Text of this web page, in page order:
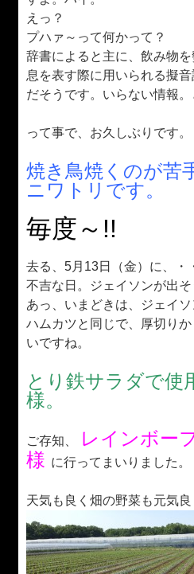
えっ？
プハァ～って何かって？
辞書によると主に、飲み物
息を表す際に用いられる擬音
だそうです。いらない情報。
って事で、お久しぶりです。
焼き鳥焼くのが苦
ニワトリです。
毎度～!!
去る、5月13日（金）に、・
不吉な日。ジェイソンが出そ
あっ、いまどきは、ジェイソ
ハムカツと同じで、厚切り
いですね。
とり鉄サラダで使
様。
ご存知、
レインボー
様 に行ってまいりました。
天気も良く畑の野菜も元気良